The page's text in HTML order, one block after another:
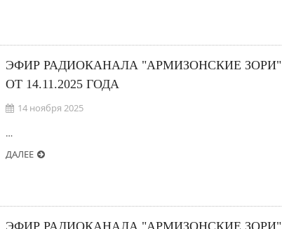
ЭФИР РАДИОКАНАЛА "АРМИЗОНСКИЕ ЗОРИ"
ОТ 14.11.2025 ГОДА
14 ноября 2025
…
ДАЛЕЕ
ЭФИР РАДИОКАНАЛА "АРМИЗОНСКИЕ ЗОРИ"